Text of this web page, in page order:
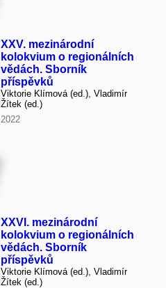
XXV. mezinárodní
kolokvium o regionálních
vědách. Sborník
příspěvků
Viktorie Klímová (ed.), Vladimír
Žítek (ed.)
2022
XXVI. mezinárodní
kolokvium o regionálních
vědách. Sborník
příspěvků
Viktorie Klímová (ed.), Vladimír
Žítek (ed.)